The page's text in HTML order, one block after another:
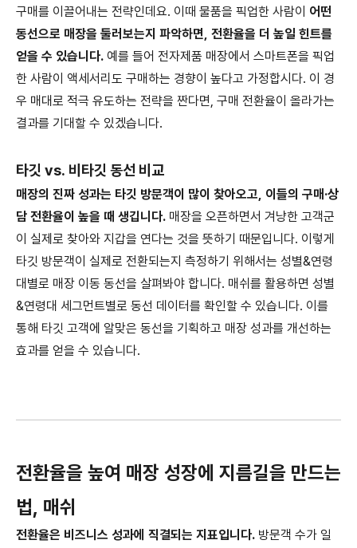
구매를 이끌어내는 전략인데요. 이때 물품을 픽업한 사람이 어떤
동선으로 매장을 둘러보는지 파악하면, 전환율을 더 높일 힌트를
얻을 수 있습니다. 예를 들어 전자제품 매장에서 스마트폰을 픽업
한 사람이 액세서리도 구매하는 경향이 높다고 가정합시다. 이 경
우 매대로 적극 유도하는 전략을 짠다면, 구매 전환율이 올라가는
결과를 기대할 수 있겠습니다.
타깃 vs. 비타깃 동선 비교
매장의 진짜 성과는 타깃 방문객이 많이 찾아오고, 이들의 구매·상
담 전환율이 높을 때 생깁니다. 매장을 오픈하면서 겨냥한 고객군
이 실제로 찾아와 지갑을 연다는 것을 뜻하기 때문입니다. 이렇게
타깃 방문객이 실제로 전환되는지 측정하기 위해서는 성별&연령
대별로 매장 이동 동선을 살펴봐야 합니다. 매쉬를 활용하면 성별
&연령대 세그먼트별로 동선 데이터를 확인할 수 있습니다. 이를
통해 타깃 고객에 알맞은 동선을 기획하고 매장 성과를 개선하는
효과를 얻을 수 있습니다.
전환율을 높여 매장 성장에 지름길을 만드는
법, 매쉬
전환율은 비즈니스 성과에 직결되는 지표입니다. 방문객 수가 일